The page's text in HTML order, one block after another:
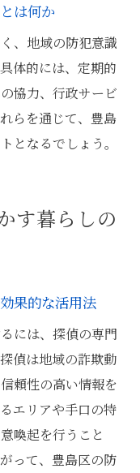
は何か
、地域の防犯意識
体的には、定期的
協力、行政サービ
らを通じて、豊島
となるでしょう。
す暮らしの
果的な活用法
には、探偵の専門
偵は地域の詐欺動
頼性の高い情報を
エリアや手口の特
喚起を行うこと
って、豊島区の防